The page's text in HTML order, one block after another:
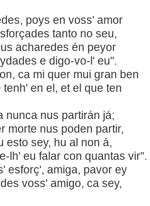
poys en voss' amor
tanto no seu,
vus acharedes én
e digo-vo-l' eu".
ca mi quer mui gran ben
tenh' en el, et el que ten
nunca nus partirán já;
morte nus
esto sey, hu al non á,
lh' eu falar con quantas vir".
esforç', amiga, pavor ey
voss' amigo, ca sey,